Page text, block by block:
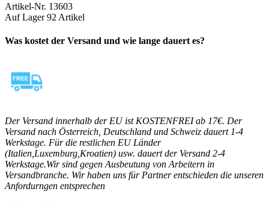
Artikel-Nr. 13603
Auf Lager 92 Artikel
Was kostet der Versand und wie lange dauert es?
Der Versand innerhalb der EU ist KOSTENFREI ab 17€. Der
Versand nach Österreich, Deutschland und Schweiz dauert 1-4
Werkstage. Für die restlichen EU Länder
(Italien,Luxemburg,Kroatien) usw. dauert der Versand 2-4
Werkstage.Wir sind gegen Ausbeutung von Arbeitern in
Versandbranche. Wir haben uns für Partner entschieden die unseren
Anfordurngen entsprechen